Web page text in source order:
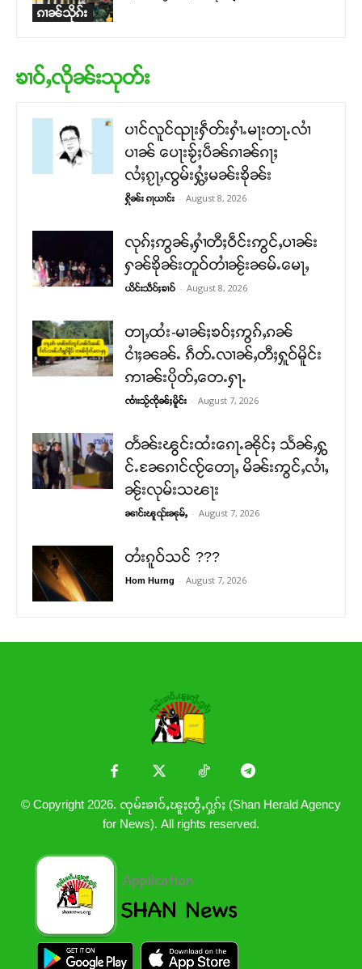
ၵၢၼ်သိုၵ်း
ၶၢဝ်ႇလိုၼ်းသုတ်း
ပၢင်လူင်ၺႃးႁဵတ်းႁၢႆႉမႃးတႃႉလၢႆ
ပၢၼ် ​​ပေႃးၶႂ်ႈပဵၼ်ၵၢၼ်ၵႃႈ
လႆႈၵႂႃႇၸွမ်းႁွႆႈမၼ်းၶိုၼ်း
ႁိုၼ်း ၵႃယၢင်း - August 8, 2026
လုၵ်ႈဢွၼ်ႇႁၢႆတီႈဝဵင်းဢွင်ႇပၢၼ်း
ႁၼ်ၶိုၼ်းတူဝ်တၢႆၼႂ်းၼမ်ႉမေႃႇ
ယိင်းသဵဝ်ႈၶၢဝ် - August 8, 2026
တႃႇထႆး-မၢၼ်ႈၶဝ်ႈဢွၵ်ႇၵၼ်
ငၢႆႈၼၼ်ႉ ၵဵတ်ႉလၢၼ်ႇတီႈႁူဝ်မိူင်း
ဢၢၼ်းပိုတ်ႇတေႉႁႃႉ
ၸၢႆးသႂ်ၸိုၼ်ႈမိူင်း - August 7, 2026
တႅၼ်းၽွင်းထႆးၵေႃႉၼိုင်ႈ သႅၼ်ႇႁွ
င်ႉၼႄၵၢင်ၸႂ်တေႃႇ မိၼ်းဢွင်ႇလၢႆႇ
ၼႂ်းလုမ်းသၽႃး
ၼၢင်းၽူၺ်းၼုမ်ႇ - August 7, 2026
တႆးၵူဝ်သင် ???
Hom Hurng - August 7, 2026
© Copyright 2026. ၸုမ်းၶၢဝ်ႇၽူႈတွႆႇႁွၵ်ႈ (Shan Herald Agency
for News). All rights reserved.